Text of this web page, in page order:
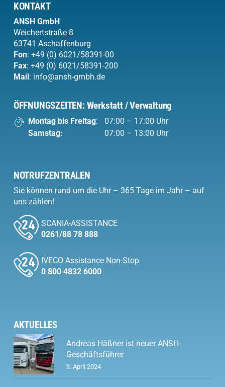
KONTAKT
ANSH GmbH
Weichertstraße 8
63741 Aschaffenburg
Fon: +49 (0) 6021/58391-00
Fax: +49 (0) 6021/58391-200
Mail: info@ansh-gmbh.de
ÖFFNUNGSZEITEN: Werkstatt / Verwaltung
Montag bis Freitag:
07:00 – 17:00 Uhr
Samstag:
07:00 – 13:00 Uhr
NOTRUFZENTRALEN
Sie können rund um die Uhr – 365 Tage im Jahr – auf
uns zählen!
SCANIA-ASSISTANCE
0261/88 78 888
IVECO Assistance Non-Stop
0 800 4832 6000
AKTUELLES
Andreas Häßner ist neuer ANSH-
Geschäftsführer
3. April 2024